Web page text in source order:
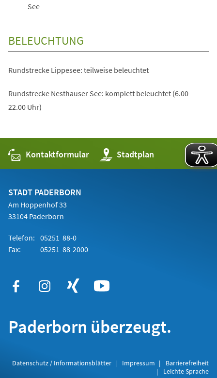
See
BELEUCHTUNG
Rundstrecke Lippesee: teilweise beleuchtet
Rundstrecke Nesthauser See: komplett beleuchtet (6.00 -
22.00 Uhr)
Kontaktformular Stadtplan
(Öffnet
in
einem
STADT PADERBORN
Am Hoppenhof 33
33104 Paderborn
Telefon: 05251 88-0
Fax:
05251 88-2000
Paderborn überzeugt.
Datenschutz / Informationsblätter Impressum
Barrierefreiheit
Leichte Sprache